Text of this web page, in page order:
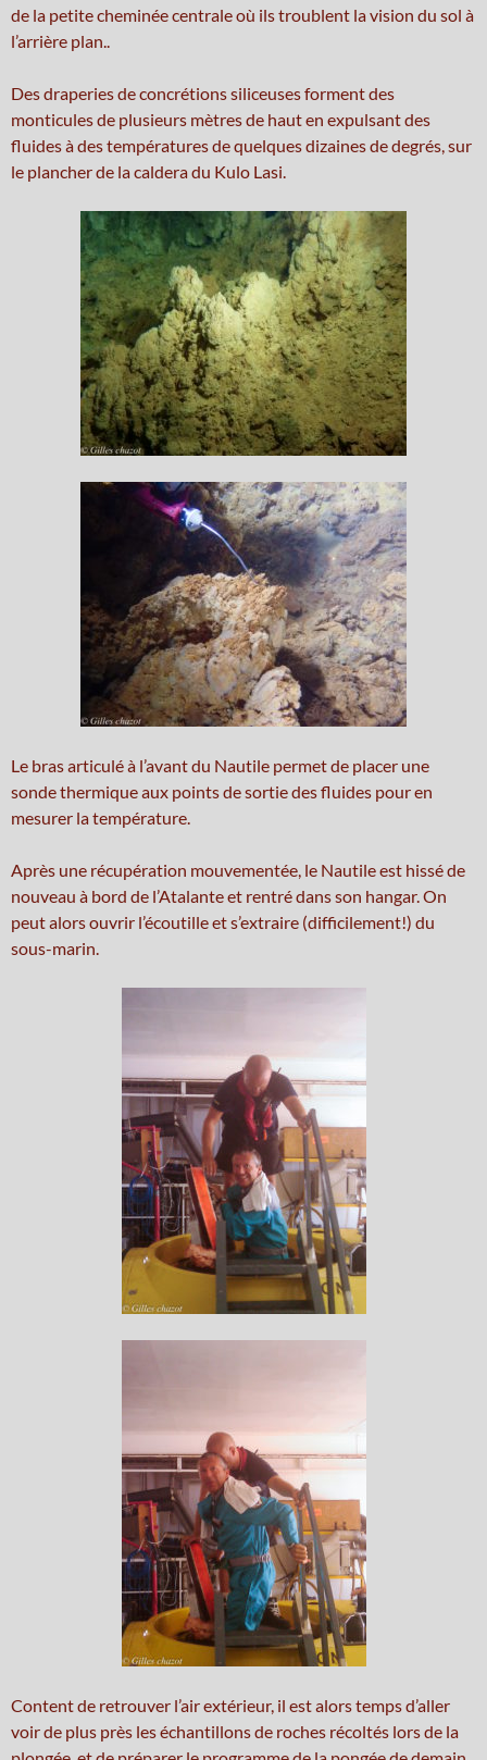
de la petite cheminée centrale où ils troublent la vision du sol à
l’arrière plan..
Des draperies de concrétions siliceuses forment des
monticules de plusieurs mètres de haut en expulsant des
fluides à des températures de quelques dizaines de degrés, sur
le plancher de la caldera du Kulo Lasi.
Le bras articulé à l’avant du Nautile permet de placer une
sonde thermique aux points de sortie des fluides pour en
mesurer la température.
Après une récupération mouvementée, le Nautile est hissé de
nouveau à bord de l’Atalante et rentré dans son hangar. On
peut alors ouvrir l’écoutille et s’extraire (difficilement!) du
sous-marin.
Content de retrouver l’air extérieur, il est alors temps d’aller
voir de plus près les échantillons de roches récoltés lors de la